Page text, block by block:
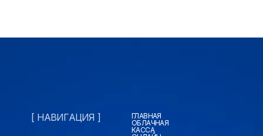
[ НАВИГАЦИЯ ]
ГЛАВНАЯ
ОБЛАЧНАЯ
КАССА